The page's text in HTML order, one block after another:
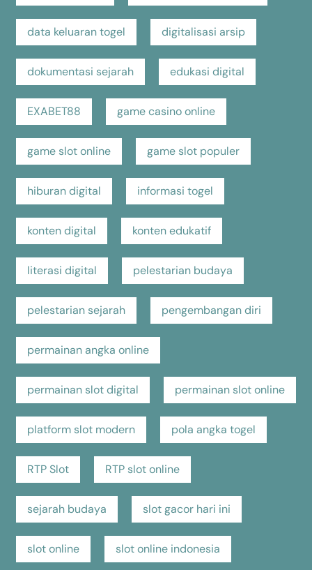
data keluaran togel digitalisasi arsip
dokumentasi sejarah edukasi digital
EXABET88 game casino online
game slot online game slot populer
hiburan digital informasi togel
konten digital konten edukatif
literasi digital pelestarian budaya
pelestarian sejarah pengembangan diri
permainan angka online
permainan slot digital permainan slot online
platform slot modern pola angka togel
RTP Slot RTP slot online
sejarah budaya slot gacor hari ini
slot online slot online indonesia